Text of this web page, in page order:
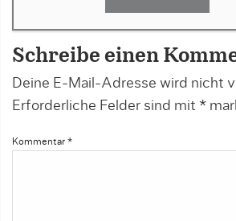
Schreibe einen
Deine E-Mail-Adresse wird nicht
Erforderliche Felder sind mit *
Kommentar *